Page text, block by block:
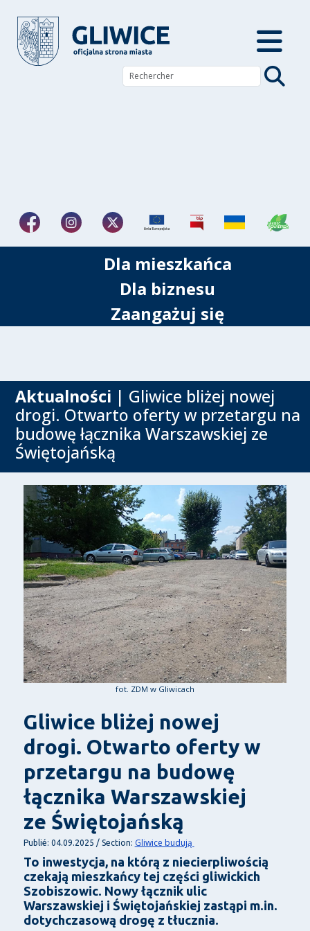
Dla mieszkańca
Dla biznesu
Zaangażuj się
Aktualności | Gliwice bliżej nowej
drogi. Otwarto oferty w przetargu na
budowę łącznika Warszawskiej ze
Świętojańską
fot. ZDM w Gliwicach
Gliwice bliżej nowej
drogi. Otwarto oferty w
przetargu na budowę
łącznika Warszawskiej
ze Świętojańską
Publié: 04.09.2025 / Section: Gliwice budują
To inwestycja, na którą z niecierpliwością
czekają mieszkańcy tej części gliwickich
Szobiszowic. Nowy łącznik ulic
Warszawskiej i Świętojańskiej zastąpi m.in.
dotychczasową drogę z tłucznia.